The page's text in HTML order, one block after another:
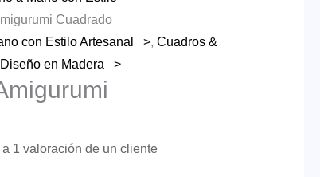
Cuadrado
con Estilo Artesanal >, Cuadros &
en Madera >
a 1 valoración de un cliente